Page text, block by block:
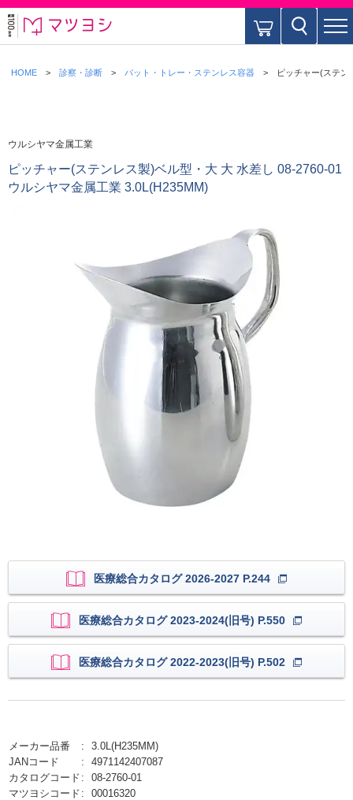
HOME 診察・診断 バット・トレー・ステンレス容器 ピッチャー(ステン
ウルシヤマ金属工業
ピッチャー(ステンレス製)ベル型・大 大 水差し 08-2760-01
ウルシヤマ金属工業 3.0L(H235MM)
医療総合カタログ 2026-2027 P.244
医療総合カタログ 2023-2024(旧号) P.550
医療総合カタログ 2022-2023(旧号) P.502
メーカー品番
3.0L(H235MM)
JANコード
4971142407087
カタログコード
08-2760-01
マツヨシコード
00016320